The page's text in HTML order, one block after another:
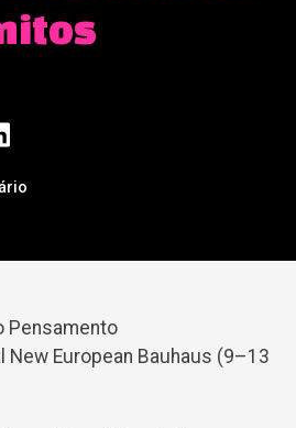
Pensamento
New European Bauhaus (9–13